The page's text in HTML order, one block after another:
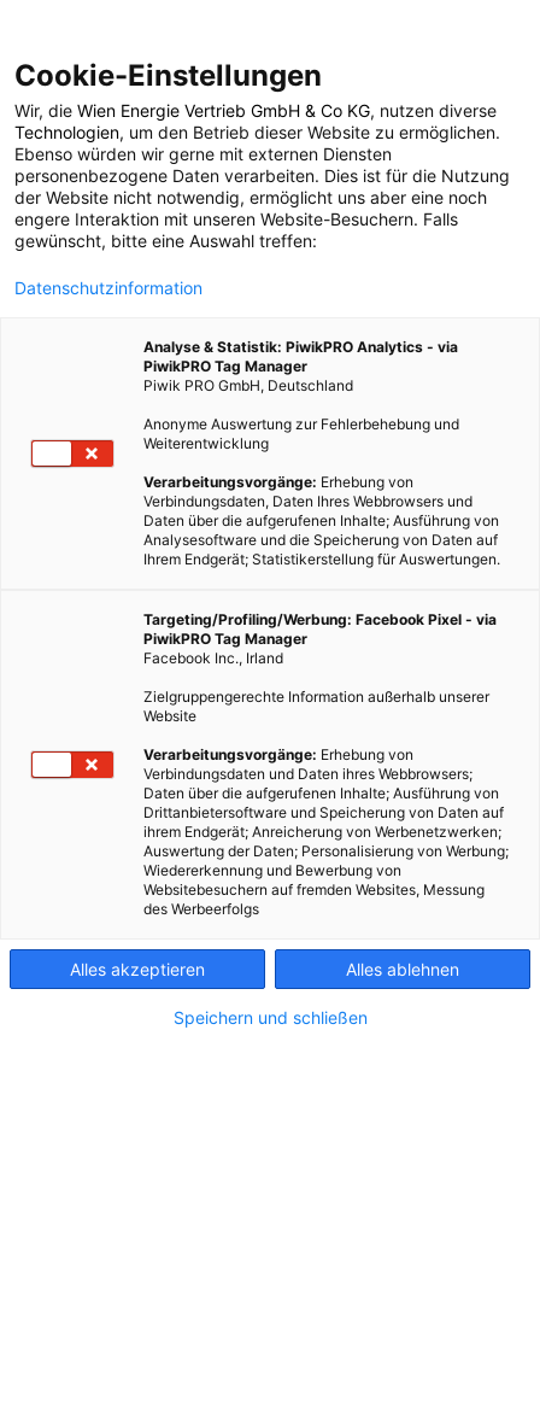
POSTS BY TAG
Spartipps
1 BEITRAG
Cookie-Einstellungen
Wir, die Wien Energie Vertrieb GmbH & Co KG, nutzen diverse
Technologien, um den Betrieb dieser Website zu ermöglichen.
Ebenso würden wir gerne mit externen Diensten
personenbezogene Daten verarbeiten. Dies ist für die Nutzung
der Website nicht notwendig, ermöglicht uns aber eine noch
engere Interaktion mit unseren Website-Besuchern. Falls
gewünscht, bitte eine Auswahl treffen:
Datenschutzinformation
Analyse & Statistik: PiwikPRO Analytics - via
PiwikPRO Tag Manager
Piwik PRO GmbH, Deutschland
Anonyme Auswertung zur Fehlerbehebung und
Weiterentwicklung
Verarbeitungsvorgänge: Erhebung von
Verbindungsdaten, Daten Ihres Webbrowsers und
Daten über die aufgerufenen Inhalte; Ausführung von
Analysesoftware und die Speicherung von Daten auf
Ihrem Endgerät; Statistikerstellung für Auswertungen.
Targeting/Profiling/Werbung: Facebook Pixel - via
PiwikPRO Tag Manager
Facebook Inc., Irland
Zielgruppengerechte Information außerhalb unserer
Website
Verarbeitungsvorgänge: Erhebung von
Verbindungsdaten und Daten ihres Webbrowsers;
Daten über die aufgerufenen Inhalte; Ausführung von
Drittanbietersoftware und Speicherung von Daten auf
ihrem Endgerät; Anreicherung von Werbenetzwerken;
Auswertung der Daten; Personalisierung von Werbung;
Wiedererkennung und Bewerbung von
Websitebesuchern auf fremden Websites, Messung
des Werbeerfolgs
Alles akzeptieren Alles ablehnen
Speichern und schließen